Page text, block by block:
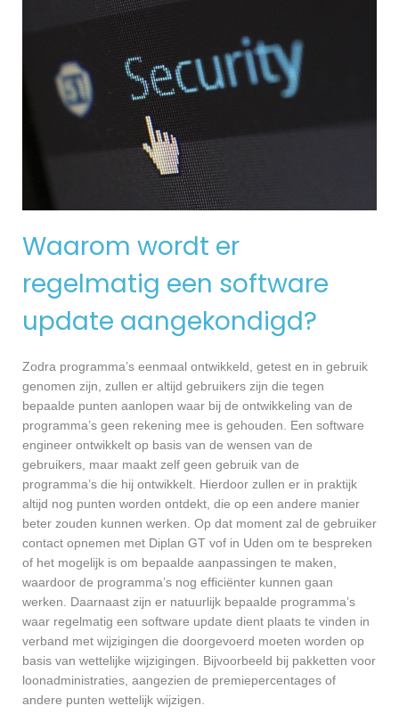
Waarom wordt er
regelmatig een software
update aangekondigd?
Zodra programma’s eenmaal ontwikkeld, getest en in gebruik
genomen zijn, zullen er altijd gebruikers zijn die tegen
bepaalde punten aanlopen waar bij de ontwikkeling van de
programma’s geen rekening mee is gehouden. Een software
engineer ontwikkelt op basis van de wensen van de
gebruikers, maar maakt zelf geen gebruik van de
programma’s die hij ontwikkelt. Hierdoor zullen er in praktijk
altijd nog punten worden ontdekt, die op een andere manier
beter zouden kunnen werken. Op dat moment zal de gebruiker
contact opnemen met Diplan GT vof in Uden om te bespreken
of het mogelijk is om bepaalde aanpassingen te maken,
waardoor de programma’s nog efficiënter kunnen gaan
werken. Daarnaast zijn er natuurlijk bepaalde programma’s
waar regelmatig een software update dient plaats te vinden in
verband met wijzigingen die doorgevoerd moeten worden op
basis van wettelijke wijzigingen. Bijvoorbeeld bij pakketten voor
loonadministraties, aangezien de premiepercentages of
andere punten wettelijk wijzigen.